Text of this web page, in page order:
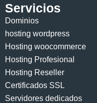
Servicios
Dominios
hosting wordpress
Hosting woocommerce
Hosting Profesional
Hosting Reseller
Certificados SSL
Servidores dedicados